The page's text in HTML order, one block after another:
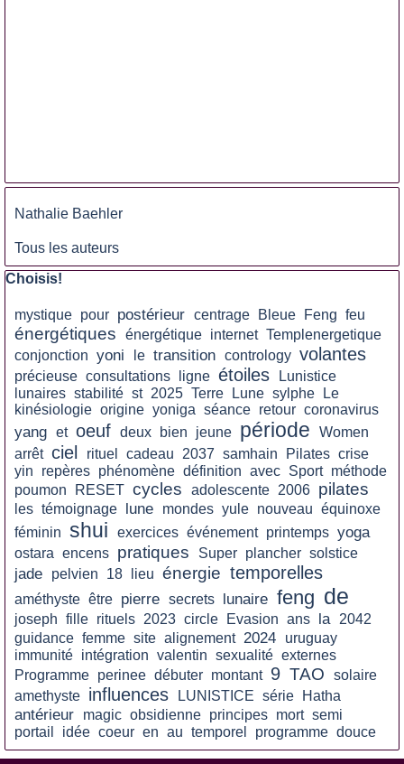
Nathalie Baehler
Tous les auteurs
Sauter le bloc Choisis!
Choisis!
mystique pour postérieur centrage Bleue Feng feu
énergétiques énergétique internet Templenergetique
conjonction yoni le transition contrology volantes
précieuse consultations ligne étoiles
Lunistice
lunaires stabilité st 2025 Terre Lune sylphe
Le
kinésiologie origine yoniga séance retour coronavirus
yang et oeuf deux bien jeune période
Women
arrêt ciel rituel cadeau 2037 samhain Pilates crise
yin
repères phénomène définition avec Sport méthode
poumon
RESET cycles adolescente 2006 pilates
les témoignage lune mondes yule nouveau équinoxe
féminin shui exercices événement printemps yoga
ostara encens pratiques Super plancher solstice
jade pelvien 18 lieu énergie temporelles
améthyste être pierre secrets lunaire feng de
joseph fille rituels 2023 circle Evasion ans la
2042
guidance femme site alignement 2024
uruguay
immunité intégration valentin sexualité externes
Programme perinee débuter montant 9 TAO
solaire
amethyste influences LUNISTICE série Hatha
antérieur magic obsidienne principes mort semi
portail
idée coeur en au temporel programme douce